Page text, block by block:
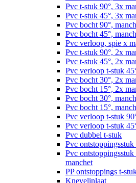
Pvc t-stuk 90°, 3x
Pvc t-stuk 45°, 3x
Pvc bocht 90°,
Pvc bocht 45°,
Pvc verloop, spie x
Pvc t-stuk 90°, 2x
Pvc t-stuk 45°, 2x
Pvc verloop t-stuk
Pvc bocht 30°, 2x
Pvc bocht 15°, 2x
Pvc bocht 30°,
Pvc bocht 15°,
Pvc verloop t-stuk
Pvc verloop t-stuk
Pvc dubbel t-stuk
Pvc
Pvc
manchet
PP ontstoppings t-
Knevelinlaat